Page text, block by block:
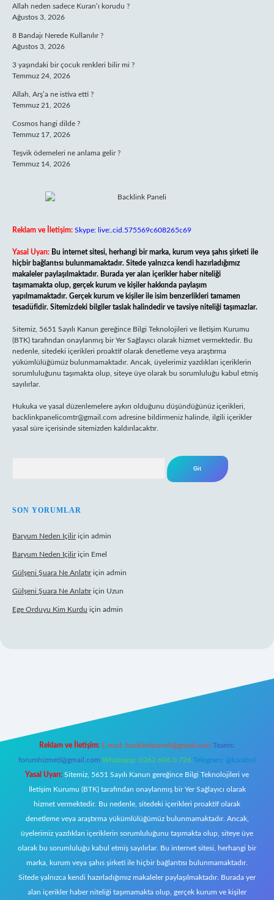
Allah neden sadece Kuran’ı korudu ?
Ağustos 3, 2026
8 Bandajı Nerede Kullanılır ?
Ağustos 3, 2026
3 yaşındaki bir çocuk renkleri bilir mi ?
Temmuz 24, 2026
Allah, Arş’a ne istiva etti ?
Temmuz 21, 2026
Cosmos hangi dilde ?
Temmuz 17, 2026
Teşvik ödemeleri ne anlama gelir ?
Temmuz 14, 2026
Reklam ve İletişim: Skype: live:.cid.575569c608265c69
Yasal Uyarı: Bu internet sitesi, herhangi bir marka, kurum veya şahıs şirketi ile
hiçbir bağlantısı bulunmamaktadır. Sitede yalnızca kendi hazırladığımız
makaleler paylaşılmaktadır. Burada yer alan içerikler haber niteliği
taşımamakta olup, gerçek kurum ve kişiler hakkında paylaşım
yapılmamaktadır. Gerçek kurum ve kişiler ile isim benzerlikleri tamamen
tesadüfidir. Sitemizdeki bilgiler taslak halindedir ve tavsiye niteliği taşımazlar.
Sitemiz, 5651 Sayılı Kanun gereğince Bilgi Teknolojileri ve İletişim Kurumu
(BTK) tarafından onaylanmış bir Yer Sağlayıcı olarak hizmet vermektedir. Bu
nedenle, sitedeki içerikleri proaktif olarak denetleme veya araştırma
yükümlülüğümüz bulunmamaktadır. Ancak, üyelerimiz yazdıkları içeriklerin
sorumluluğunu taşımakta olup, siteye üye olarak bu sorumluluğu kabul etmiş
sayılırlar.
Hukuka ve yasal düzenlemelere aykırı olduğunu düşündüğünüz içerikleri,
backlinkpanelicomtr@gmail.com adresine bildirmeniz halinde, ilgili içerikler
yasal süre içerisinde sitemizden kaldırılacaktır.
SON YORUMLAR
Baryum Neden Içiliriçin admin
Baryum Neden Içiliriçin Emel
Gülşeni Şuara Ne Anlatıriçin admin
Gülşeni Şuara Ne Anlatıriçin Uzun
Ege Orduyu Kim Kurdu için admin
Reklam ve İletişim: E-mail: backlinkpaneli@gmail.com Teams:
forumhizmeti@gmail.com Whatsapp: 0262 606 0 726 Telegram: @karabul
Yasal Uyarı: Sitemiz, 5651 Sayılı Kanun gereğince Bilgi Teknolojileri ve
İletişim Kurumu (BTK) tarafından onaylanmış bir Yer Sağlayıcı olarak
hizmet vermektedir. Bu nedenle, sitedeki içerikleri proaktif olarak
denetleme veya araştırma yükümlülüğümüz bulunmamaktadır. Ancak,
üyelerimiz yazdıkları içeriklerin sorumluluğunu taşımakta olup, siteye üye
olarak bu sorumluluğu kabul etmiş sayılırlar. Bu internet sitesi, herhangi bir
marka, kurum veya şahıs şirketi ile hiçbir bağlantısı bulunmamaktadır.
Sitede yalnızca kendi hazırladığımız makaleler paylaşılmaktadır. Burada yer
alan içerikler haber niteliği taşımamakta olup, gerçek kurum ve kişiler